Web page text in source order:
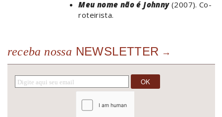
Meu nome não é Johnny(2007). Co-
roteirista.
receba nossa NEWSLETTER